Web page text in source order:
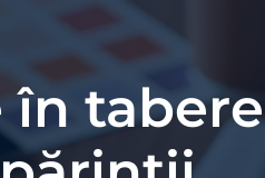
în tabere